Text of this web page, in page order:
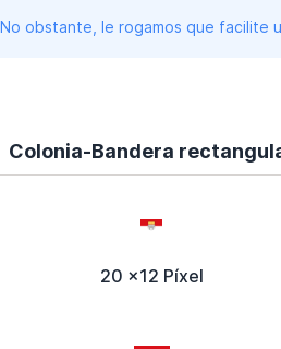
obstante, le rogamos que facilite
Colonia-Bandera
20 x12 Píxel